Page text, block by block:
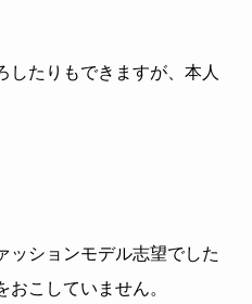
したりもできますが、本人
ッションモデル志望でした
こしていません。